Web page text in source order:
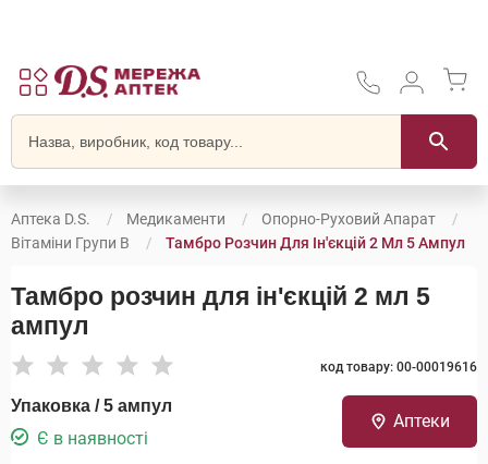
Аптека D.S. Медикаменти
Опорно-Руховий Апарат
Вітаміни Групи В
Тамбро Розчин Для Ін'єкцій 2 Мл 5 Ампул
Тамбро розчин для ін'єкцій 2 мл 5
ампул
код товару: 00-00019616
Упаковка / 5 ампул
Є в наявності
Аптеки